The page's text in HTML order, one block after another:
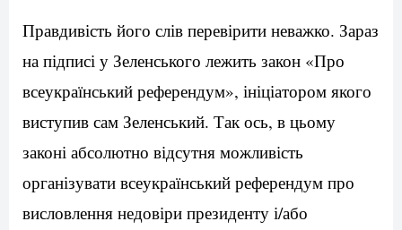
Правдивість його слів перевірити неважко. Зараз
на підписі у Зеленського лежить закон «Про
всеукраїнський референдум», ініціатором якого
виступив сам Зеленський. Так ось, в цьому
законі абсолютно відсутня можливість
організувати всеукраїнський референдум про
висловлення недовіри президенту і/або